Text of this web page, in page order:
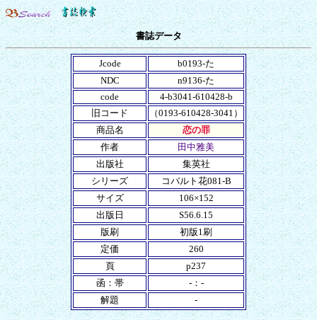
書誌データ
Jcode
b0193-た
NDC
n9136-た
code
4-b3041-610428-b
旧コード
（0193-610428-3041）
商品名
恋の罪
作者
田中雅美
出版社
集英社
シリーズ
コバルト花081-B
サイズ
106×152
出版日
S56.6.15
版刷
初版1刷
定価
260
頁
p237
函：帯
-：-
解題
-